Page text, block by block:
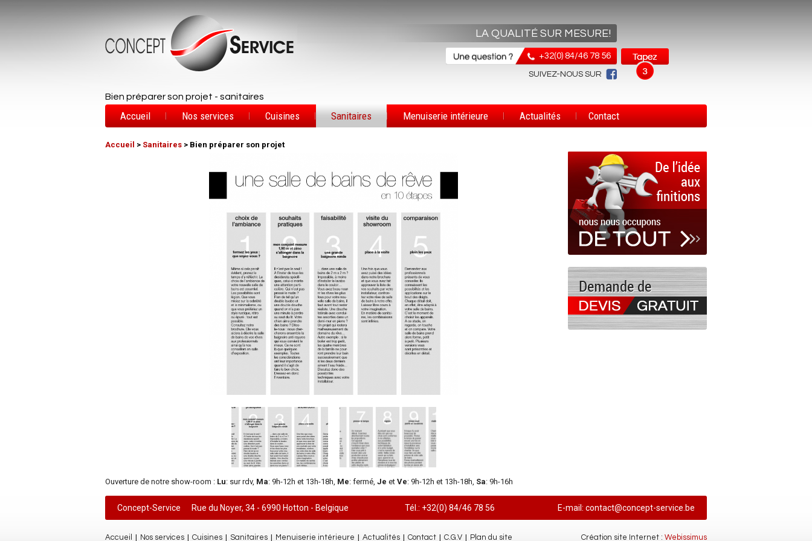
LA QUALITÉ SUR MESURE!
+32(0) 84/46 78 56
SUIVEZ-NOUS SUR
Bien préparer son projet - sanitaires
Accueil Nos services Cuisines Sanitaires Menuiserie intérieure Actualités Contact
Accueil > Sanitaires > Bien préparer son projet
Ouverture de notre show-room : Lu: sur rdv, Ma: 9h-12h et 13h-18h, Me: fermé, Je et Ve: 9h-12h et 13h-18h, Sa: 9h-16h
Concept-Service Rue du Noyer, 34 - 6990 Hotton - Belgique Tél.: +32(0) 84/46 78 56 E-mail: contact@concept-service.be
Création site Internet : Webissimus
Accueil | Nos services | Cuisines | Sanitaires | Menuiserie intérieure | Actualités | Contact | C.G.V | Plan du site